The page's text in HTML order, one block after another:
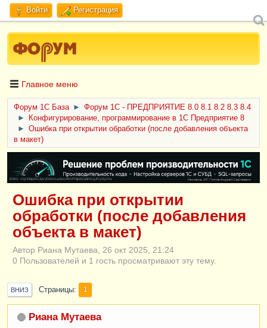
Войти Регистрация
Главное меню
Форум 1C База ►
Форум 1С - ПРЕДПРИЯТИЕ 8.0 8.1 8.2 8.3 8.4
►
Конфигурирование, программирование в 1С Предприятие 8
►
Ошибка при открытии обработки (после добавления объекта
в макет)
ERID: CQH36pWzJqVJD4xVLsnhcU4hVPNjkBZe8KKxjJiYySyZAz
Ошибка при открытии
обработки (после добавления
объекта в макет)
Автор Риана Мутаева, 26 окт 2025, 21:24
0 Пользователей и 1 гость просматривают эту тему.
ВНИЗ Страницы 1
Риана Мутаева